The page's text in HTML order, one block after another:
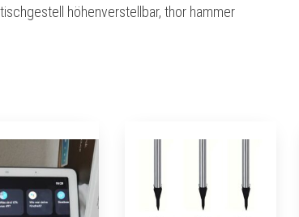
höhenverstellbar, thor hammer